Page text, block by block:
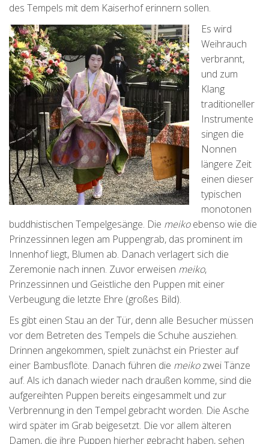
des Tempels mit dem Kaiserhof erinnern sollen.
Es wird
Weihrauch
verbrannt,
und zum
Klang
traditioneller
Instrumente
singen die
Nonnen
längere Zeit
einen dieser
typischen
monotonen
buddhistischen Tempelgesänge. Die meikoebenso wie die
Prinzessinnen legen am Puppengrab, das prominent im
Innenhof liegt, Blumen ab. Danach verlagert sich die
Zeremonie nach innen. Zuvor erweisen meiko,
Prinzessinnen und Geistliche den Puppen mit einer
Verbeugung die letzte Ehre (großes Bild).
Es gibt einen Stau an der Tür, denn alle Besucher müssen
vor dem Betreten des Tempels die Schuhe ausziehen.
Drinnen angekommen, spielt zunächst ein Priester auf
einer Bambusflöte. Danach führen die meikozwei Tänze
auf. Als ich danach wieder nach draußen komme, sind die
aufgereihten Puppen bereits eingesammelt und zur
Verbrennung in den Tempel gebracht worden. Die Asche
wird später im Grab beigesetzt. Die vor allem älteren
Damen, die ihre Puppen hierher gebracht haben, sehen